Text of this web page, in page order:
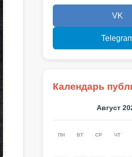
VK
Календарь
Август
ПН ВТ СР ЧТ